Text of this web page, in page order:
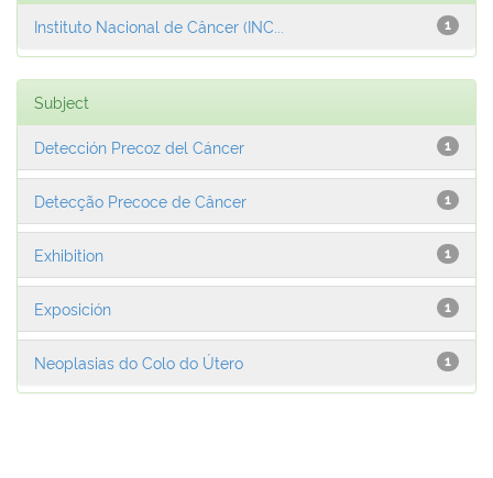
1
Instituto Nacional de Câncer (INC...
Subject
1
Detección Precoz del Cáncer
1
Detecção Precoce de Câncer
1
Exhibition
1
Exposición
1
Neoplasias do Colo do Útero